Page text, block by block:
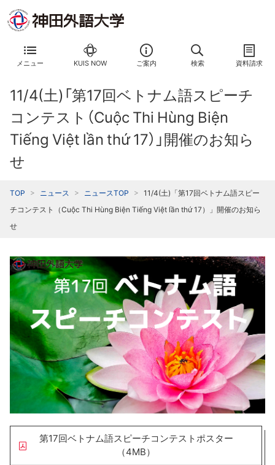
メニュー KUIS NOW ご案内 検索 資料請求
11/4(土)「第17回ベトナム語スピーチ
コンテスト（Cuộc Thi Hùng Biện
Tiếng Việt lần thứ 17）」開催のお知ら
せ
TOP ニュース ニュースTOP
11/4(土)「第17回ベトナム語スピー
チコンテスト（Cuộc Thi Hùng Biện Tiếng Việt lần thứ 17）」開催のお知ら
せ
第17回ベトナム語スピーチコンテストポスター
（4MB）